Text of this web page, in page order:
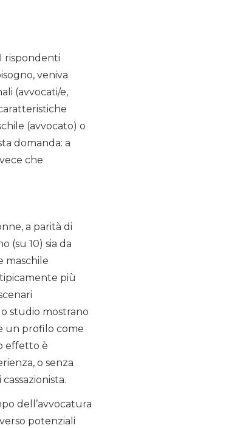
rispondenti
veniva
(avvocati/e,
(avvocato) o
domanda: a
che
a parità di
(su 10) sia da
maschile
più
studio mostrano
un profilo come
effetto è
o senza
dell’avvocatura
potenziali